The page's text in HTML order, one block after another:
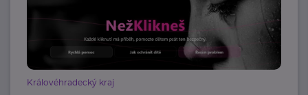
Královéhradecký kraj